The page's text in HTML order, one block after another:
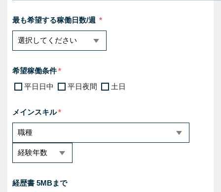
最も希望する稼働日数/週
希望稼働条件
平日日中
平日夜間 土日
メインスキル
経歴書 5MBまで